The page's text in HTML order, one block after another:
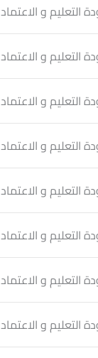
التعليم و الاعتماد
التعليم و الاعتماد
التعليم و الاعتماد
التعليم و الاعتماد
التعليم و الاعتماد
التعليم و الاعتماد
التعليم و الاعتماد
التعليم و الاعتماد